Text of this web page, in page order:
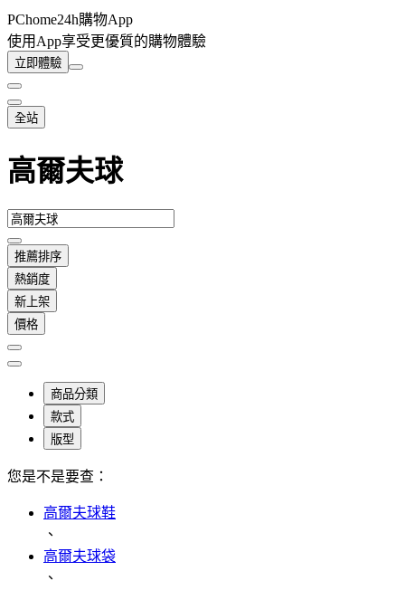
PChome24h購物App
使用App享受更優質的購物體驗
立即體驗
全站
高爾夫球
推薦排序
熱銷度
新上架
價格
商品分類
款式
版型
您是不是要查：
高爾夫球鞋
、
高爾夫球袋
、